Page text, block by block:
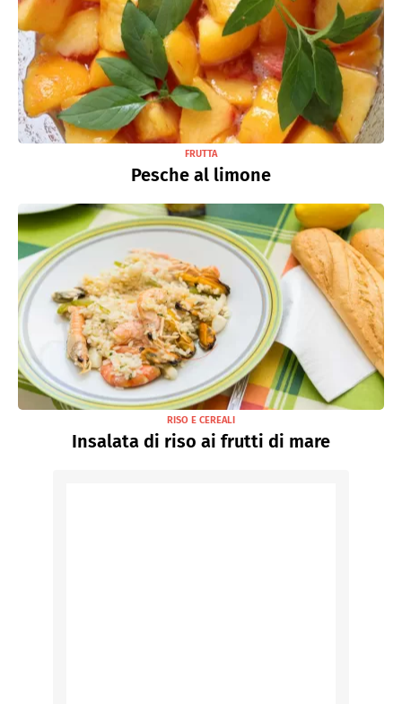
FRUTTA
Pesche al limone
RISO E CEREALI
Insalata di riso ai frutti di mare